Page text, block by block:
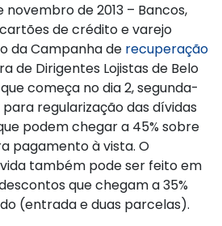
novembro de 2013 – Bancos,
de crédito e varejo
da Campanha de recuperação
de Dirigentes Lojistas de Belo
começa no dia 2, segunda-
regularização das dívidas
podem chegar a 45% sobre
pagamento à vista. O
também pode ser feito em
que chegam a 35%
(entrada e duas parcelas).